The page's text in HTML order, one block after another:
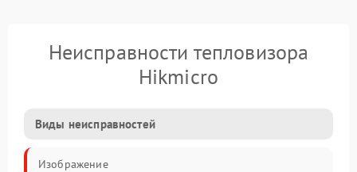
Неисправности тепловизора
Hikmicro
Виды неисправностей
Изображение